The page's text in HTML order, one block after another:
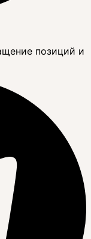
позиций и